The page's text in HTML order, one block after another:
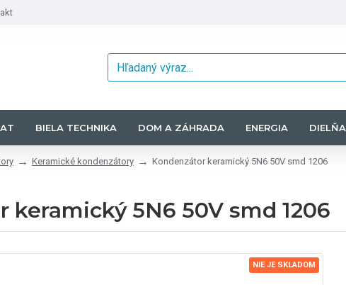
BIELA TECHNIKA DOM A ZÁHRADA ENERGIA DIELŇA
Keramické kondenzátory Kondenzátor keramický 5N6 50V smd 1206
keramický 5N6 50V smd 1206
NIE JE SKLADOM